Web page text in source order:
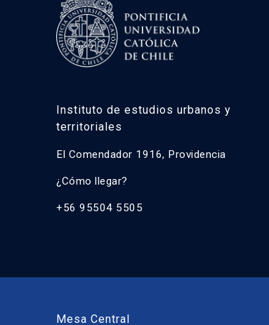
Instituto de estudios urbanos y
territoriales
El Comendador 1916, Providencia
¿Cómo llegar?
+56 95504 5505
Mesa Central